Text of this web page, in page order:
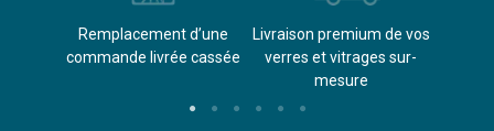
Remplacement d’une
commande livrée cassée​
Livraison premium de vos
verres et vitrages sur-
mesure